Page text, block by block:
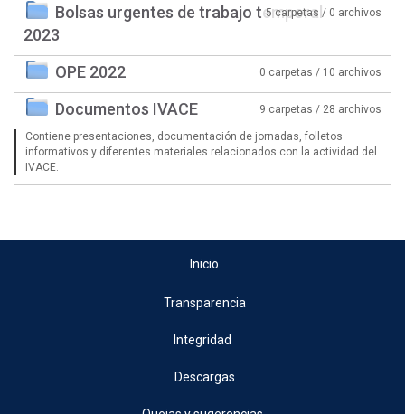
Bolsas urgentes de trabajo temporal
2023
5 carpetas / 0 archivos
OPE 2022 0 carpetas / 10 archivos
Documentos IVACE 9 carpetas / 28 archivos
Contiene presentaciones, documentación de jornadas, folletos
informativos y diferentes materiales relacionados con la actividad del
IVACE.
Inicio
Transparencia
Integridad
Descargas